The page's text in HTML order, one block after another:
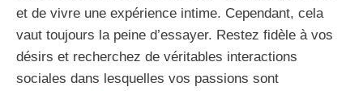
et de vivre une expérience intime. Cependant, cela
vaut toujours la peine d’essayer. Restez fidèle à vos
désirs et recherchez de véritables interactions
sociales dans lesquelles vos passions sont